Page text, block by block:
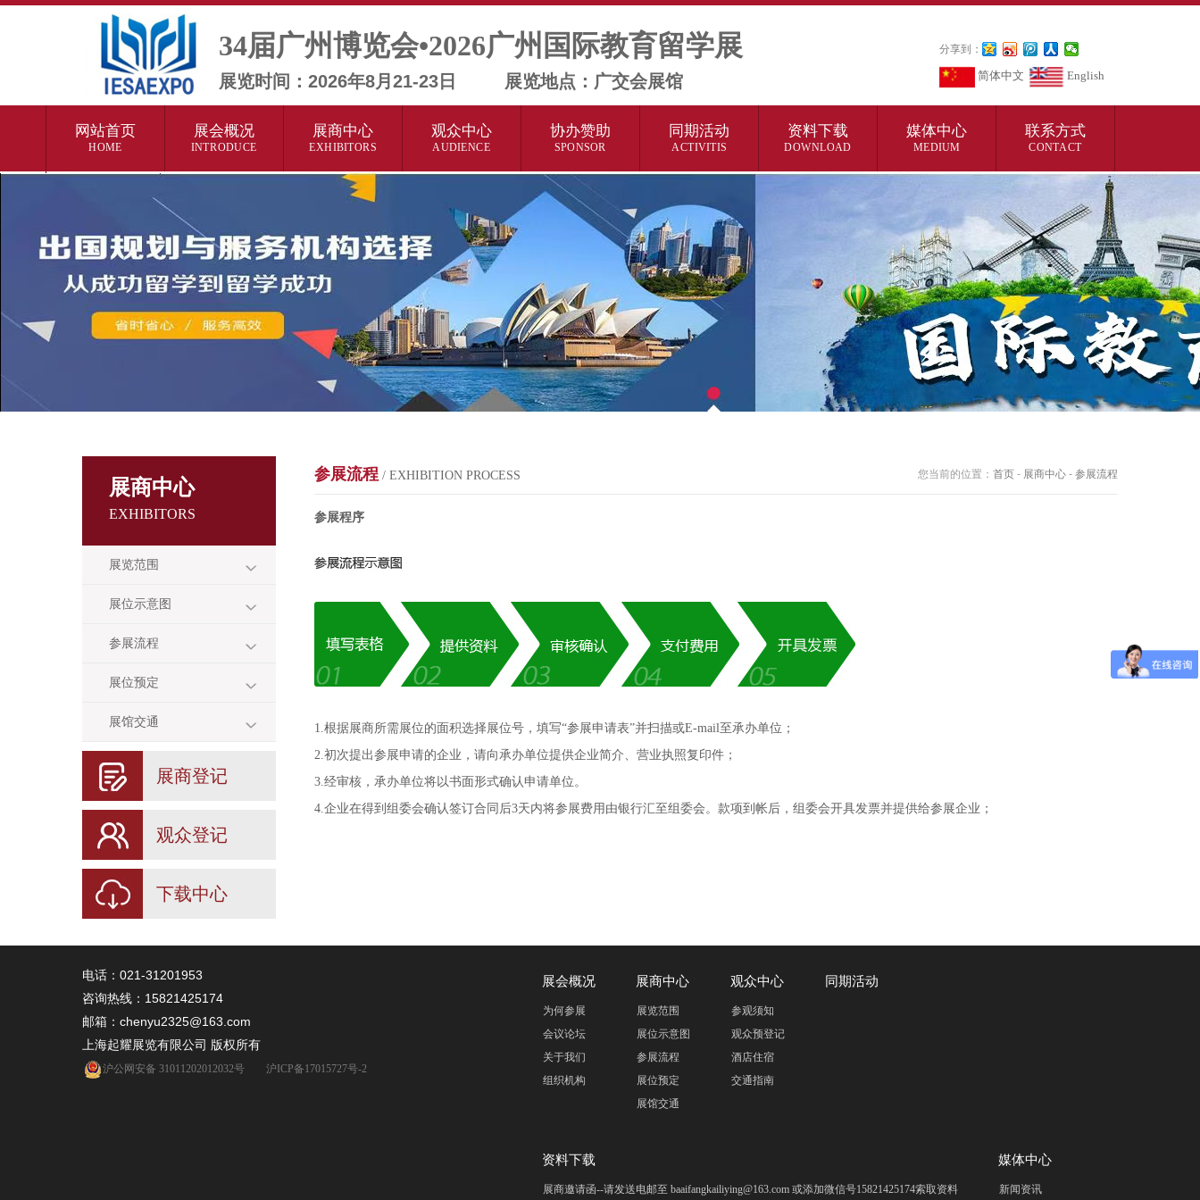
34届广州博览会•2026广州国际教育留学展
展览时间：2026年8月21-23日 展览地点：广交会展馆
分享到：
简体中文 English
网站首页
HOME
展会概况
INTRODUCE
展商中心
EXHIBITORS
观众中心
AUDIENCE
协办赞助
SPONSOR
同期活动
ACTIVITIS
资料下载
DOWNLOAD
媒体中心
MEDIUM
联系方式
CONTACT
展商中心
EXHIBITORS
展览范围
展位示意图
参展流程
展位预定
展馆交通
展商登记
观众登记
下载中心
参展流程 / EXHIBITION PROCESS 您当前的位置： 首页 - 展商中心 - 参展流程
参展程序
1.根据展商所需展位的面积选择展位号，填写“参展申请表”并扫描或E-mail至承办单位；
2.初次提出参展申请的企业，请向承办单位提供企业简介、营业执照复印件；
3.经审核，承办单位将以书面形式确认申请单位。
4.企业在得到组委会确认签订合同后3天内将参展费用由银行汇至组委会。款项到帐后，组委会开具发票并提供给参展企业；
电话：021-31201953
咨询热线： 15821425174
邮箱：chenyu2325@163.com
上海起耀展览有限公司 版权所有
沪公网安备 31011202012032号 沪ICP备17015727号-2
展会概况
为何参展
会议论坛
关于我们
组织机构
展商中心
展览范围
展位示意图
参展流程
展位预定
展馆交通
观众中心
参观须知
观众预登记
酒店住宿
交通指南
同期活动
资料下载
展商邀请函--请发送电邮至 baaifangkailiying@163.com 或添加微信号15821425174索取资料
媒体中心
新闻资讯